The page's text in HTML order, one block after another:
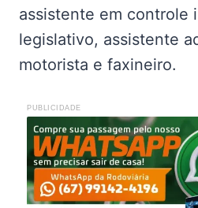
assistente em controle
legislativo, assistente
motorista e faxineiro.
PUBLICIDADE